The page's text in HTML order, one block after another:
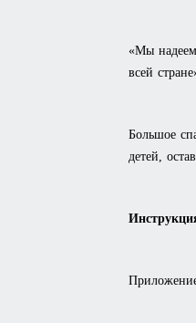
«Мы
всей
Большое
детей,